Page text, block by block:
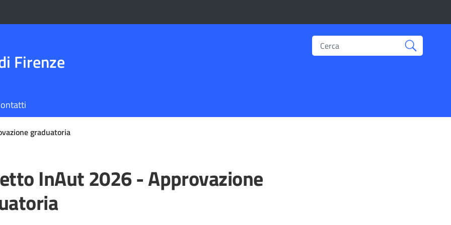
Firenze
graduatoria
InAut 2026 - Approvazione